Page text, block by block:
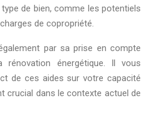
de bien, comme les potentiels
de copropriété.
par sa prise en compte
énergétique. Il vous
de ces aides sur votre capacité
crucial dans le contexte actuel de